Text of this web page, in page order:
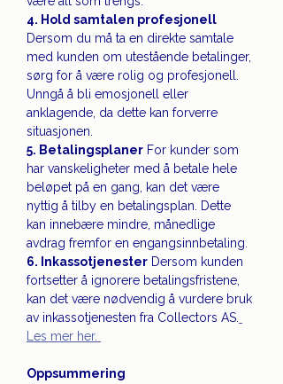
4. Hold samtalen profesjonell
Dersom du må ta en direkte samtale
med kunden om utestående betalinger,
sørg for å være rolig og profesjonell.
Unngå å bli emosjonell eller
anklagende, da dette kan forverre
situasjonen.
5. Betalingsplaner For kunder som
har vanskeligheter med å betale hele
beløpet på en gang, kan det være
nyttig å tilby en betalingsplan. Dette
kan innebære mindre, månedlige
avdrag fremfor en engangsinnbetaling.
6. Inkassotjenester Dersom kunden
fortsetter å ignorere betalingsfristene,
kan det være nødvendig å vurdere bruk
av inkassotjenesten fra Collectors AS.
Les mer her.
Oppsummering